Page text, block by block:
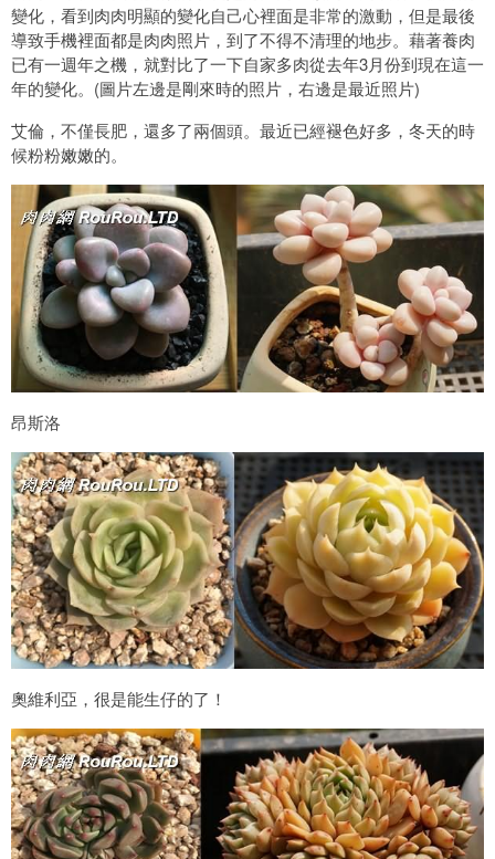
變化，看到肉肉明顯的變化自己心裡面是非常的激動，但是最後
導致手機裡面都是肉肉照片，到了不得不清理的地步。藉著養肉
已有一週年之機，就對比了一下自家多肉從去年3月份到現在這一
年的變化。(圖片左邊是剛來時的照片，右邊是最近照片)
艾倫，不僅長肥，還多了兩個頭。最近已經褪色好多，冬天的時
候粉粉嫩嫩的。
昂斯洛
奧維利亞，很是能生仔的了！